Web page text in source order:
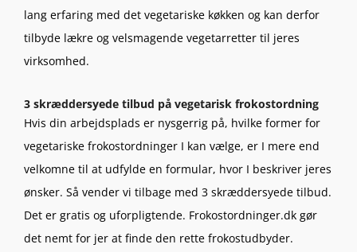
lang erfaring med det vegetariske køkken og kan derfor
tilbyde lækre og velsmagende vegetarretter til jeres
virksomhed.
3 skræddersyede tilbud på vegetarisk frokostordning
Hvis din arbejdsplads er nysgerrig på, hvilke former for
vegetariske frokostordninger I kan vælge, er I mere end
velkomne til at udfylde en formular, hvor I beskriver jeres
ønsker. Så vender vi tilbage med 3 skræddersyede tilbud.
Det er gratis og uforpligtende. Frokostordninger.dk gør
det nemt for jer at finde den rette frokostudbyder.